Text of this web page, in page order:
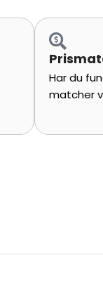
Har du
matcher vi